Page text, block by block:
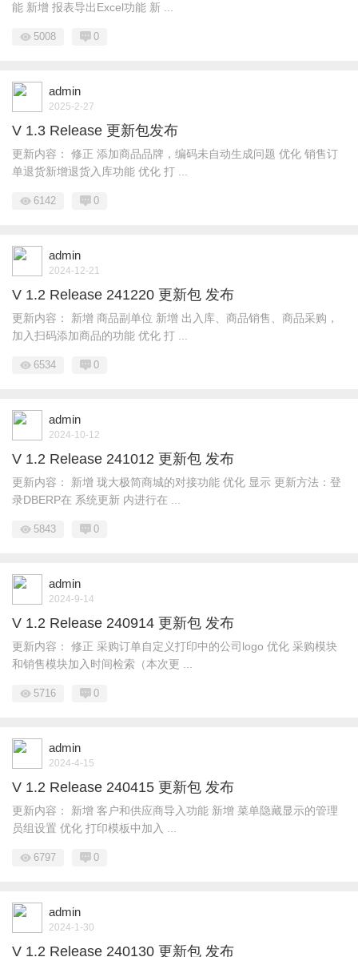
能 新增 报表导出Excel功能 新 ...
5008 0
admin
2025-2-27
V 1.3 Release 更新包发布
更新内容： 修正 添加商品品牌，编码未自动生成问题 优化 销售订
单退货新增退货入库功能 优化 打 ...
6142 0
admin
2024-12-21
V 1.2 Release 241220 更新包 发布
更新内容： 新增 商品副单位 新增 出入库、商品销售、商品采购，
加入扫码添加商品的功能 优化 打 ...
6534 0
admin
2024-10-12
V 1.2 Release 241012 更新包 发布
更新内容： 新增 珑大极简商城的对接功能 优化 显示 更新方法：登
录DBERP在 系统更新 内进行在 ...
5843 0
admin
2024-9-14
V 1.2 Release 240914 更新包 发布
更新内容： 修正 采购订单自定义打印中的公司logo 优化 采购模块
和销售模块加入时间检索（本次更 ...
5716 0
admin
2024-4-15
V 1.2 Release 240415 更新包 发布
更新内容： 新增 客户和供应商导入功能 新增 菜单隐藏显示的管理
员组设置 优化 打印模板中加入 ...
6797 0
admin
2024-1-30
V 1.2 Release 240130 更新包 发布